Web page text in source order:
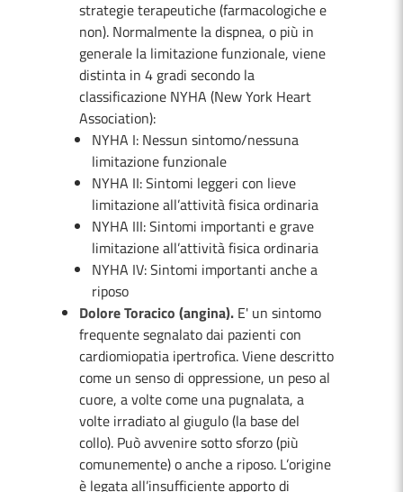
strategie terapeutiche (farmacologiche e
non). Normalmente la dispnea, o più in
generale la limitazione funzionale, viene
distinta in 4 gradi secondo la
classificazione NYHA (New York Heart
Association):
NYHA I: Nessun sintomo/nessuna
limitazione funzionale
NYHA II: Sintomi leggeri con lieve
limitazione all’attività fisica ordinaria
NYHA III: Sintomi importanti e grave
limitazione all’attività fisica ordinaria
NYHA IV: Sintomi importanti anche a
riposo
Dolore Toracico (angina). E' un sintomo
frequente segnalato dai pazienti con
cardiomiopatia ipertrofica. Viene descritto
come un senso di oppressione, un peso al
cuore, a volte come una pugnalata, a
volte irradiato al giugulo (la base del
collo). Può avvenire sotto sforzo (più
comunemente) o anche a riposo. L’origine
è legata all’insufficiente apporto di